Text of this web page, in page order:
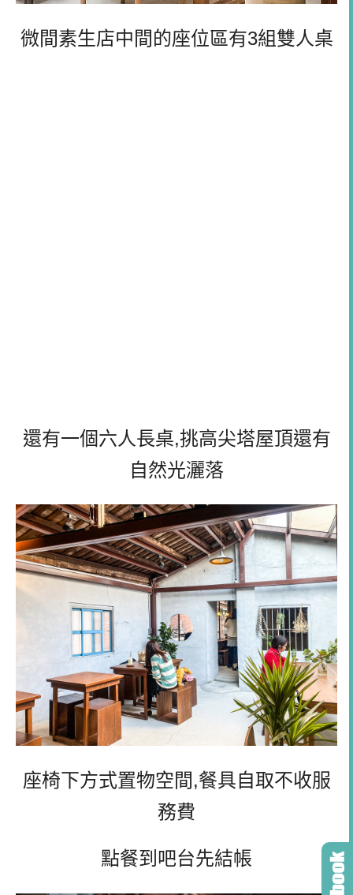
微間素生店中間的座位區有3組雙人桌
還有一個六人長桌,挑高尖塔屋頂還有
自然光灑落
座椅下方式置物空間,餐具自取不收服
務費
點餐到吧台先結帳